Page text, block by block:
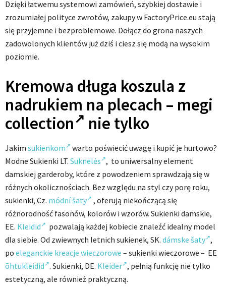
Dzięki łatwemu systemowi zamówień, szybkiej dostawie i
zrozumiałej polityce zwrotów, zakupy w FactoryPrice.eu stają
się przyjemne i bezproblemowe. Dołącz do grona naszych
zadowolonych klientów już dziś i ciesz się modą na wysokim
poziomie.
Kremowa długa koszula z
nadrukiem na plecach – megi
collection
nie tylko
Jakim sukienkom
warto poświecić uwagę i kupić je hurtowo?
Modne Sukienki LT. Suknelės , to uniwersalny element
damskiej garderoby, które z powodzeniem sprawdzają się w
różnych okolicznościach. Bez względu na styl czy porę roku,
sukienki, Cz. módní šaty
, oferują niekończącą się
różnorodność fasonów, kolorów i wzorów. Sukienki damskie,
EE. Kleidid
pozwalają każdej kobiecie znaleźć idealny model
dla siebie. Od zwiewnych letnich sukienek, SK. dámske šaty ,
po eleganckie kreacje wieczorowe – sukienki wieczorowe – EE
õhtukleidid . Sukienki, DE. Kleider , pełnią funkcję nie tylko
estetyczną, ale również praktyczną.